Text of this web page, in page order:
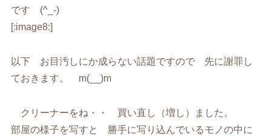
です (^_-)
[:image8:]
以下 お目汚しにか成らない話題ですので 先に謝罪し
ておきます。 m(__)m
クリーナーをね・・ 買い直し（増し）ました。
部屋の様子を写すと 勝手に写り込んでいるモノの中に